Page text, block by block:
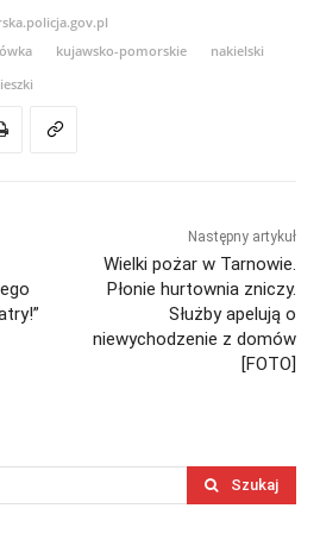
kujawsko-pomorskie
nakielski
Następny artykuł
Wielki pożar w Tarnowie.
Płonie hurtownia zniczy.
Służby apelują o
niewychodzenie z domów
[FOTO]
Szukaj